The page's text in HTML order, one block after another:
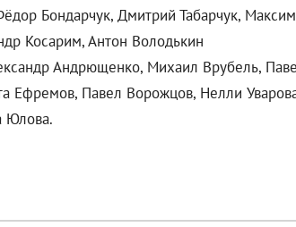
Бондарчук, Дмитрий Табарчук,
Косарим, Антон Володькин
Андрющенко, Михаил Врубель,
Ефремов, Павел Ворожцов, Нелли
Юлова.